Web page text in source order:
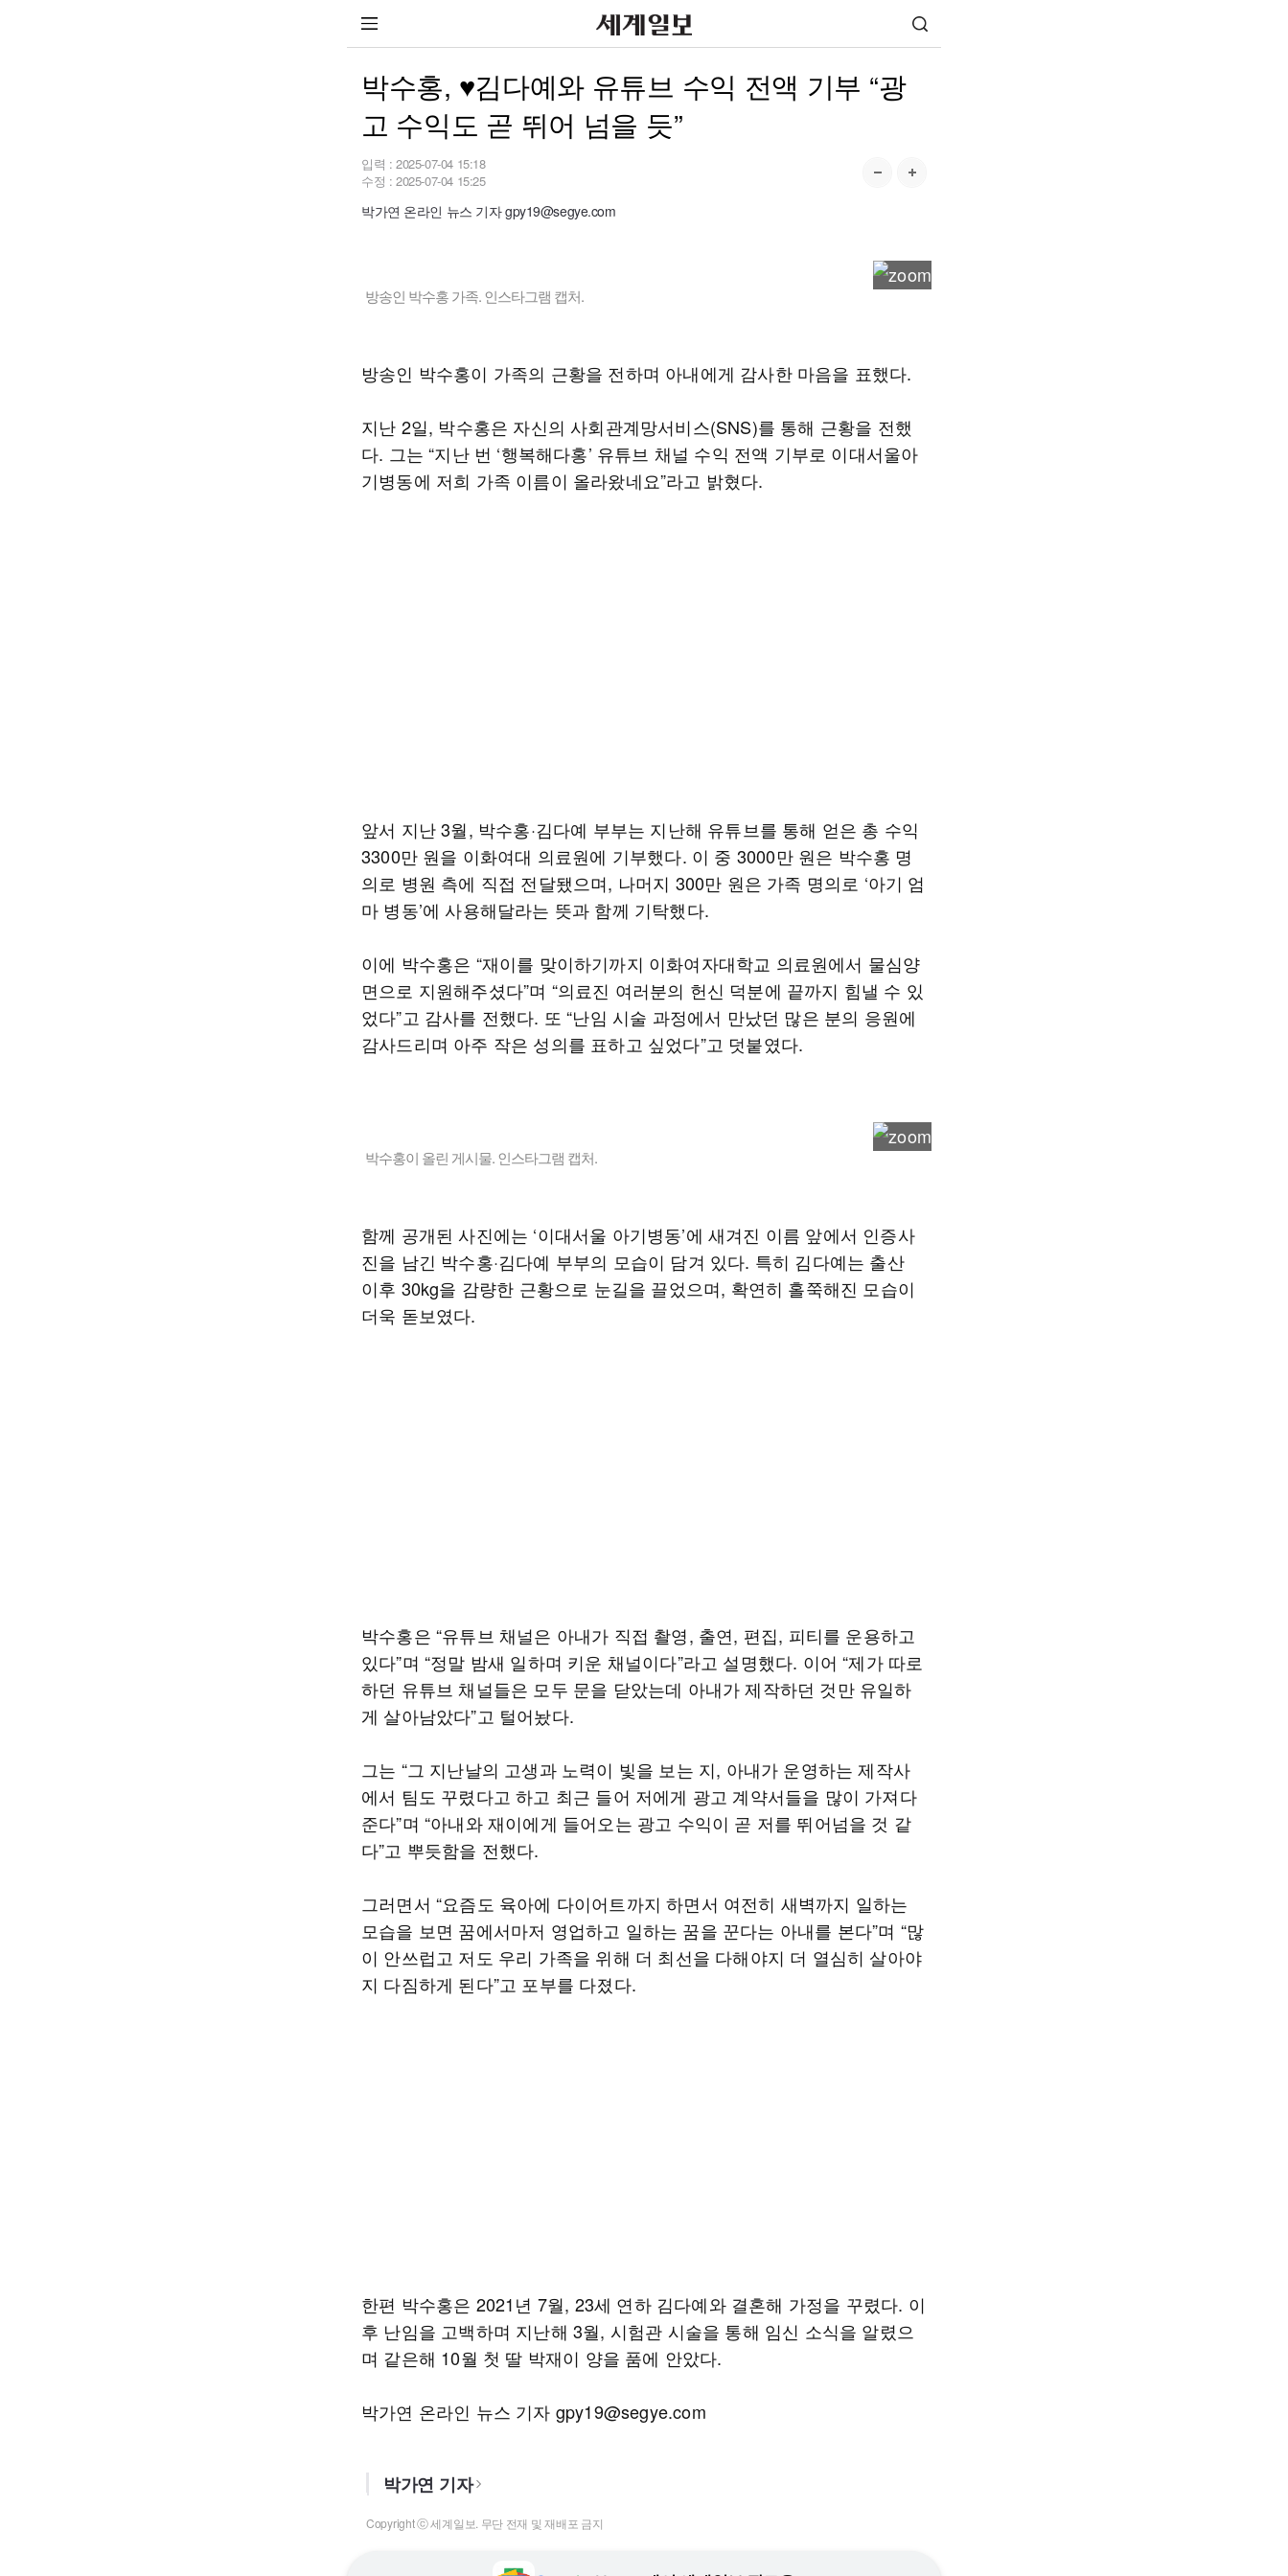
박수홍, ♥김다예와 유튜브 수익 전액 기부 “광
고 수익도 곧 뛰어 넘을 듯”
입력 : 2025-07-04 15:18
수정 : 2025-07-04 15:25
박가연 온라인 뉴스 기자 gpy19@segye.com
방송인 박수홍 가족. 인스타그램 캡처.
방송인 박수홍이 가족의 근황을 전하며 아내에게 감사한 마음을 표했다.
지난 2일, 박수홍은 자신의 사회관계망서비스(SNS)를 통해 근황을 전했
다. 그는 “지난 번 ‘행복해다홍’ 유튜브 채널 수익 전액 기부로 이대서울아
기병동에 저희 가족 이름이 올라왔네요”라고 밝혔다.
앞서 지난 3월, 박수홍·김다예 부부는 지난해 유튜브를 통해 얻은 총 수익
3300만 원을 이화여대 의료원에 기부했다. 이 중 3000만 원은 박수홍 명
의로 병원 측에 직접 전달됐으며, 나머지 300만 원은 가족 명의로 ‘아기 엄
마 병동’에 사용해달라는 뜻과 함께 기탁했다.
이에 박수홍은 “재이를 맞이하기까지 이화여자대학교 의료원에서 물심양
면으로 지원해주셨다”며 “의료진 여러분의 헌신 덕분에 끝까지 힘낼 수 있
었다”고 감사를 전했다. 또 “난임 시술 과정에서 만났던 많은 분의 응원에
감사드리며 아주 작은 성의를 표하고 싶었다”고 덧붙였다.
박수홍이 올린 게시물. 인스타그램 캡처.
함께 공개된 사진에는 ‘이대서울 아기병동’에 새겨진 이름 앞에서 인증사
진을 남긴 박수홍·김다예 부부의 모습이 담겨 있다. 특히 김다예는 출산
이후 30kg을 감량한 근황으로 눈길을 끌었으며, 확연히 홀쭉해진 모습이
더욱 돋보였다.
박수홍은 “유튜브 채널은 아내가 직접 촬영, 출연, 편집, 피티를 운용하고
있다”며 “정말 밤새 일하며 키운 채널이다”라고 설명했다. 이어 “제가 따로
하던 유튜브 채널들은 모두 문을 닫았는데 아내가 제작하던 것만 유일하
게 살아남았다”고 털어놨다.
그는 “그 지난날의 고생과 노력이 빛을 보는 지, 아내가 운영하는 제작사
에서 팀도 꾸렸다고 하고 최근 들어 저에게 광고 계약서들을 많이 가져다
준다”며 “아내와 재이에게 들어오는 광고 수익이 곧 저를 뛰어넘을 것 같
다”고 뿌듯함을 전했다.
그러면서 “요즘도 육아에 다이어트까지 하면서 여전히 새벽까지 일하는
모습을 보면 꿈에서마저 영업하고 일하는 꿈을 꾼다는 아내를 본다”며 “많
이 안쓰럽고 저도 우리 가족을 위해 더 최선을 다해야지 더 열심히 살아야
지 다짐하게 된다”고 포부를 다졌다.
한편 박수홍은 2021년 7월, 23세 연하 김다예와 결혼해 가정을 꾸렸다. 이
후 난임을 고백하며 지난해 3월, 시험관 시술을 통해 임신 소식을 알렸으
며 같은해 10월 첫 딸 박재이 양을 품에 안았다.
박가연 온라인 뉴스 기자 gpy19@segye.com
박가연 기자
Copyright ⓒ 세계일보. 무단 전재 및 재배포 금지